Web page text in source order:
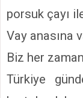
porsuk çayı
Vay anasına
Biz her
Türkiye